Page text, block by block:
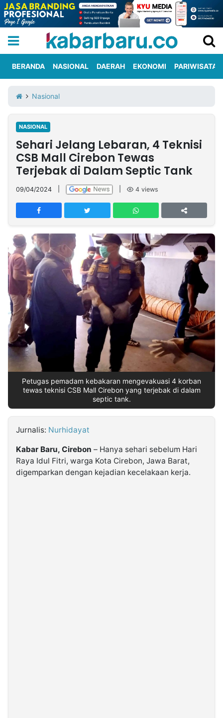
Iklan
Berita
Kami
Nasional
International
Olahraga
Entertainment
Daerah
Pariwisata
Kuliner
Kolom
Network
PT
TREETAN
INDONESIA
Partner
Insight
NTB
Suara
Time
Lens
IDN
Daily
Jogja
Jalan
Rakyat
Idealita
News
Kita
Notice
Dinamikapost.com
Radar
Baru
Seedbacklink
Follow
Kabarbaru
Kabarbaru.co
BERANDA NASIONAL DAERAH EKONOMI PARIWISATA
Nasional
NASIONAL
Sehari Jelang Lebaran, 4 Teknisi
CSB Mall Cirebon Tewas
Terjebak di Dalam Septic Tank
09/04/2024 4 views
Petugas pemadam kebakaran mengevakuasi 4 korban
tewas teknisi CSB Mall Cirebon yang terjebak di dalam
septic tank.
Jurnalis: Nurhidayat
Kabar Baru, Cirebon – Hanya sehari sebelum Hari
Raya Idul Fitri, warga Kota Cirebon, Jawa Barat,
digemparkan dengan kejadian kecelakaan kerja.